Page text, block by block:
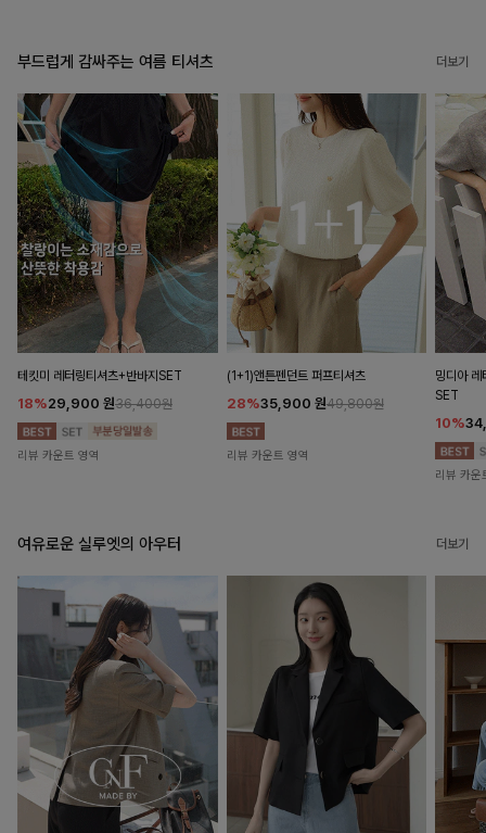
부드럽게 감싸주는 여름 티셔츠 더보기
테킷미 레터링티셔츠+반바지SET
18%29,900 원36,400원
리뷰 카운트 영역
(1+1)앤튼펜던트 퍼프티셔츠
28%35,900 원49,800원
리뷰 카운트 영역
밍디아 레
SET
10%
리뷰 카운
여유로운 실루엣의 아우터 더보기